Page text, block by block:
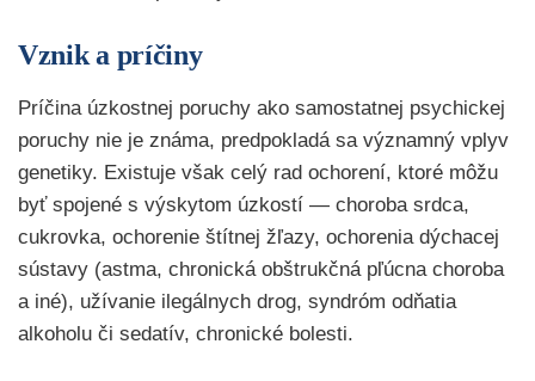
Vznik a príčiny
Príčina úzkostnej poruchy ako samostatnej psychickej
poruchy nie je známa, predpokladá sa významný vplyv
genetiky. Existuje však celý rad ochorení, ktoré môžu
byť spojené s výskytom úzkostí — choroba srdca,
cukrovka, ochorenie štítnej žľazy, ochorenia dýchacej
sústavy (astma, chronická obštrukčná pľúcna choroba
a iné), užívanie ilegálnych drog, syndróm odňatia
alkoholu či sedatív, chronické bolesti.